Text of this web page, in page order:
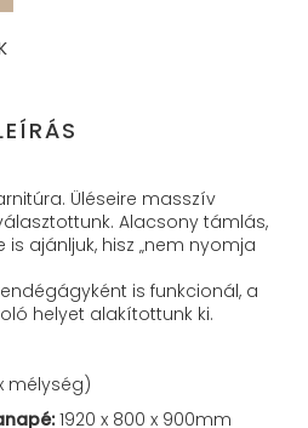
Üléseire masszív
Alacsony támlás,
ajánljuk, hisz „nem nyomja
is funkcionál, a
helyet alakítottunk ki.
mélység)
1920 x 800 x 900mm